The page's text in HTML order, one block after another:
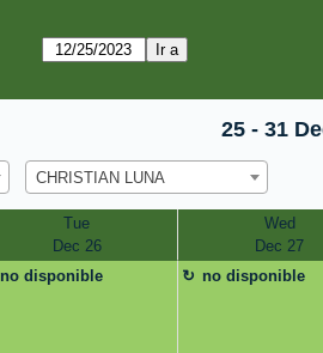
25 - 31
CHRISTIAN LUNA
Tue
Dec 26
Wed
Dec 27
no disponible no disponible